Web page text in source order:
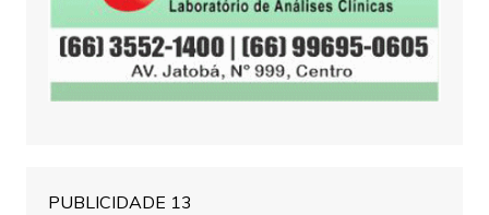
PUBLICIDADE 13